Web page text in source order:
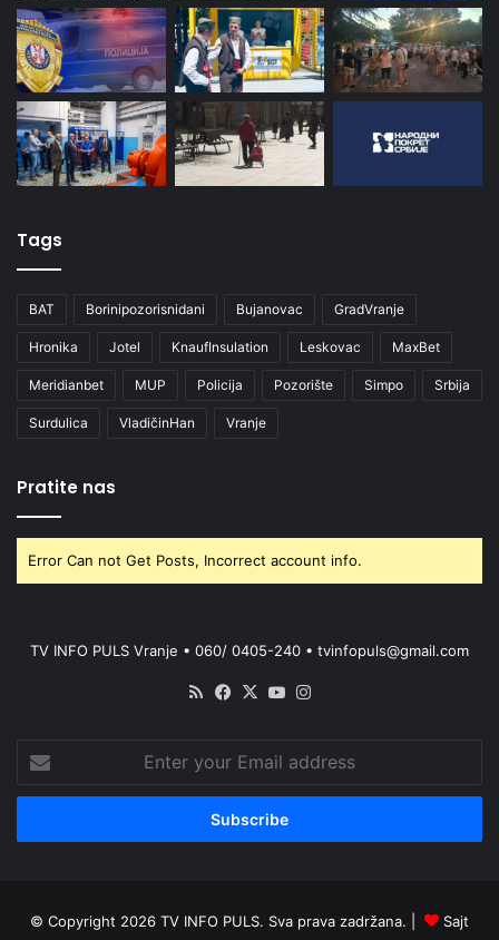
Tags
BAT Borinipozorisnidani Bujanovac GradVranje
Hronika Jotel KnaufInsulation Leskovac MaxBet
Meridianbet MUP Policija Pozorište Simpo Srbija
Surdulica VladičinHan Vranje
Pratite nas
Error Can not Get Posts, Incorrect account info.
TV INFO PULS Vranje • 060/ 0405-240 • tvinfopuls@gmail.com
RSS Facebook
X YouTube
your
Email
© Copyright 2026 TV INFO PULS. Sva prava zadržana. | Sajt